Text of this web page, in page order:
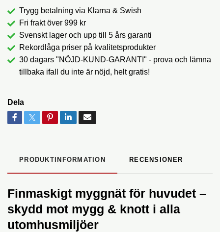
Trygg betalning via Klarna & Swish
Fri frakt över 999 kr
Svenskt lager och upp till 5 års garanti
Rekordlåga priser på kvalitetsprodukter
30 dagars "NÖJD-KUND-GARANTI" - prova och lämna
tillbaka ifall du inte är nöjd, helt gratis!
Dela
PRODUKTINFORMATION RECENSIONER
Finmaskigt myggnät för huvudet –
skydd mot mygg & knott i alla
utomhusmiljöer